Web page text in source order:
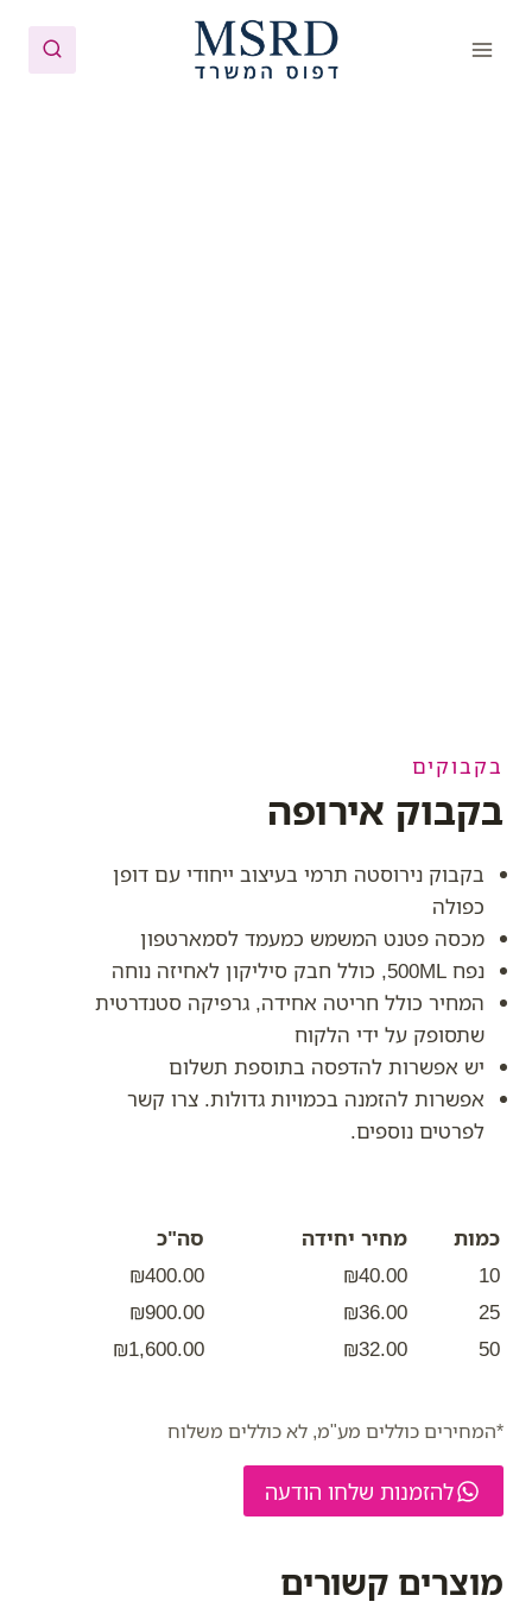
בקבוקים
בקבוק אירופה
בקבוק נירוסטה תרמי בעיצוב ייחודי עם דופן
כפולה
מכסה פטנט המשמש כמעמד לסמארטפון
נפח 500ML, כולל חבק סיליקון לאחיזה נוחה
המחיר כולל חריטה אחידה, גרפיקה סטנדרטית
שתסופק על ידי הלקוח
יש אפשרות להדפסה בתוספת תשלום
אפשרות להזמנה בכמויות גדולות. צרו קשר
לפרטים נוספים.
כמות מחיר יחידה
סה"כ
10
₪40.00
₪400.00
25
₪36.00
₪900.00
50
₪32.00
₪1,600.00
*המחירים כוללים מע"מ, לא כוללים משלוח
להזמנות שלחו הודעה
מוצרים קשורים